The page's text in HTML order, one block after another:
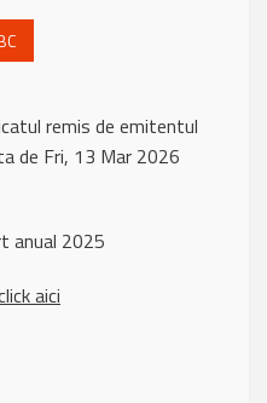
remis de emitentul
de Fri, 13 Mar 2026
anual 2025
aici